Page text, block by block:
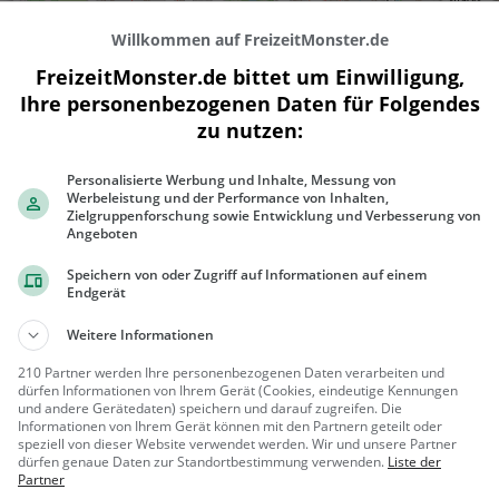
300 m
1000 ft
Ähnliche Aktivitäten wie Skatepark
Beugenbach-Wasserfall V
Wasserfall in Meilen
Meilen, Sc
Familie &
Willkommen auf FreizeitMonster.de
FreizeitMonster.de bittet um Einwilligung,
Ihre personenbezogenen Daten für Folgendes
zu nutzen:
Personalisierte Werbung und Inhalte, Messung von
Werbeleistung und der Performance von Inhalten,
Zielgruppenforschung sowie Entwicklung und Verbesserung von
Angeboten
Speichern von oder Zugriff auf Informationen auf einem
Endgerät
Weitere Informationen
210 Partner werden Ihre personenbezogenen Daten verarbeiten und
dürfen Informationen von Ihrem Gerät (Cookies, eindeutige Kennungen
und andere Gerätedaten) speichern und darauf zugreifen. Die
Informationen von Ihrem Gerät können mit den Partnern geteilt oder
speziell von dieser Website verwendet werden. Wir und unsere Partner
dürfen genaue Daten zur Standortbestimmung verwenden. Liste der
Partner